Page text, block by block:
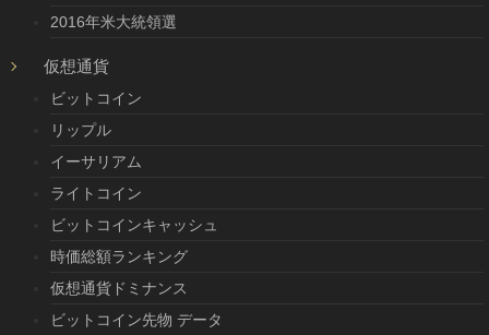
2016年米大統領選
仮想通貨
ビットコイン
リップル
イーサリアム
ライトコイン
ビットコインキャッシュ
時価総額ランキング
仮想通貨ドミナンス
ビットコイン先物 データ